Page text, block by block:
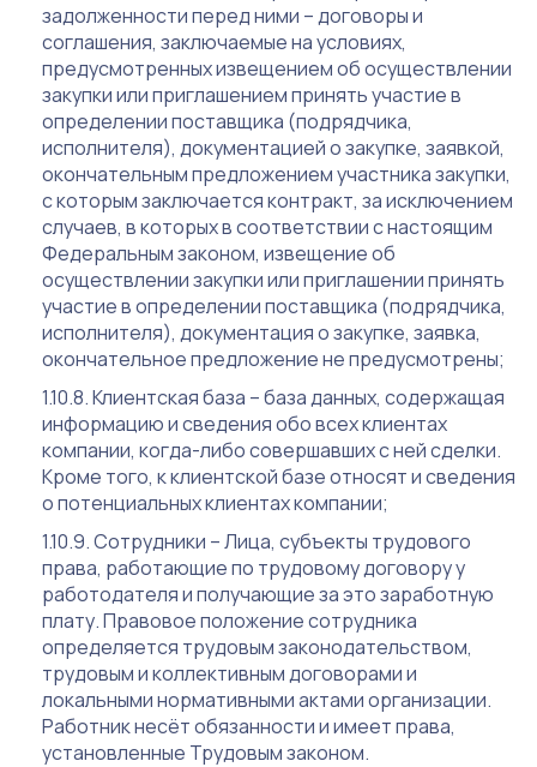
задолженности перед ними – договоры и
соглашения, заключаемые на условиях,
предусмотренных извещением об осуществлении
закупки или приглашением принять участие в
определении поставщика (подрядчика,
исполнителя), документацией о закупке, заявкой,
окончательным предложением участника закупки,
с которым заключается контракт, за исключением
случаев, в которых в соответствии с настоящим
Федеральным законом, извещение об
осуществлении закупки или приглашении принять
участие в определении поставщика (подрядчика,
исполнителя), документация о закупке, заявка,
окончательное предложение не предусмотрены;
Клиентская база – база данных, содержащая
информацию и сведения обо всех клиентах
компании, когда-либо совершавших с ней сделки.
Кроме того, к клиентской базе относят и сведения
о потенциальных клиентах компании;
Сотрудники – Лица, субъекты трудового
права, работающие по трудовому договору у
работодателя и получающие за это заработную
плату. Правовое положение сотрудника
определяется трудовым законодательством,
трудовым и коллективным договорами и
локальными нормативными актами организации.
Работник несёт обязанности и имеет права,
установленные Трудовым законом.